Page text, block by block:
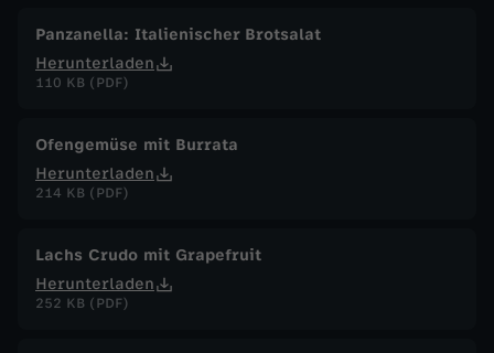
Panzanella: Italienischer Brotsalat
Herunterladen
110 KB (PDF)
Ofengemüse mit Burrata
Herunterladen
214 KB (PDF)
Lachs Crudo mit Grapefruit
Herunterladen
252 KB (PDF)